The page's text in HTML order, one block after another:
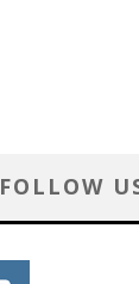
FOLLOW